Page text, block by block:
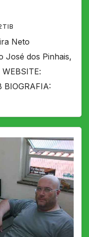
Neto
José dos Pinhais,
WEBSITE: